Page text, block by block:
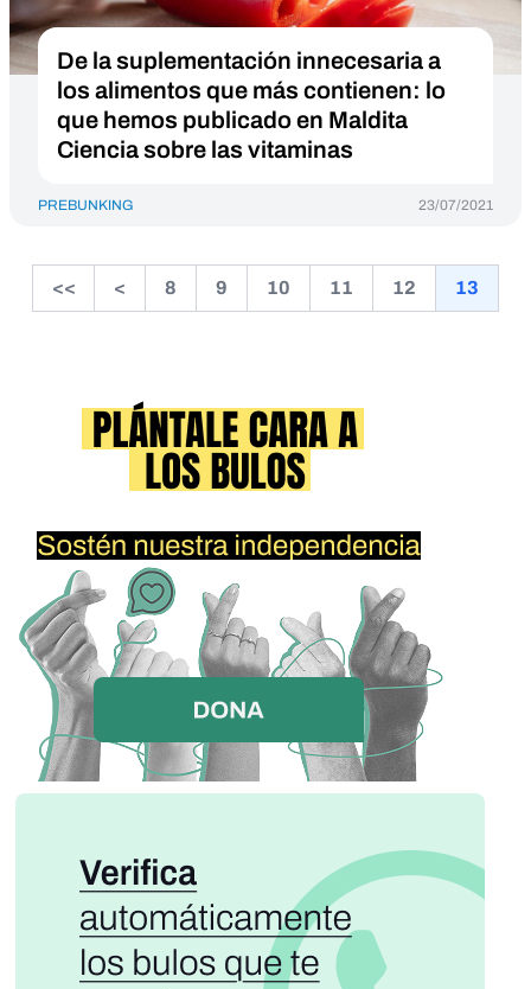
De la suplementación innecesaria a
los alimentos que más contienen: lo
que hemos publicado en Maldita
Ciencia sobre las vitaminas
PREBUNKING 23/07/2021
<< < 8 9 10 11 12 13